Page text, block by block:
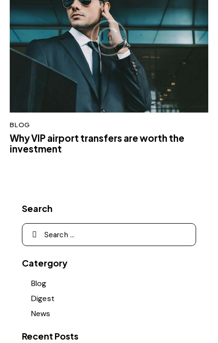
BLOG
Why VIP airport transfers are worth the
investment
Search
Catergory
Blog
Digest
News
Recent Posts